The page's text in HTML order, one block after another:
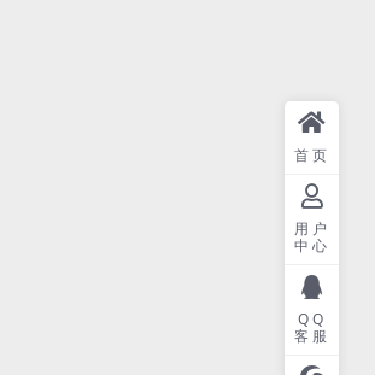
首页
用户
中心
QQ
客服